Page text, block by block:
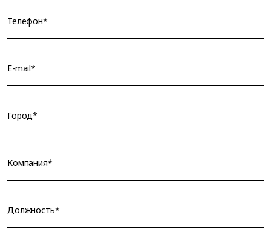
Телефон*
E-mail*
Город*
Компания*
Должность*